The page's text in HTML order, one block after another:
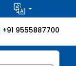
+91 9555887700